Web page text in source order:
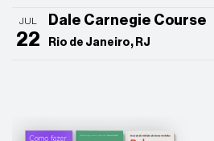
JUL
22
Dale Carnegie Course
Rio de Janeiro, RJ